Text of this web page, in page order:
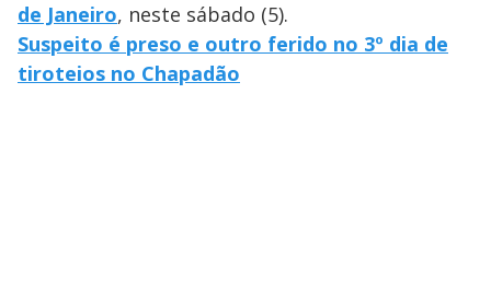
de Janeiro, neste sábado (5).
Suspeito é preso e outro ferido no 3º dia de
tiroteios no Chapadão